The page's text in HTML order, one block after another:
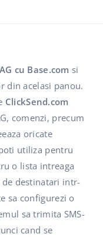
cu Base.com si
din acelasi panou.
ClickSend.com
comenzi, precum
oricate
utiliza pentru
o lista intreaga
destinatari intr-
sa configurezi o
sa trimita SMS-
cand se